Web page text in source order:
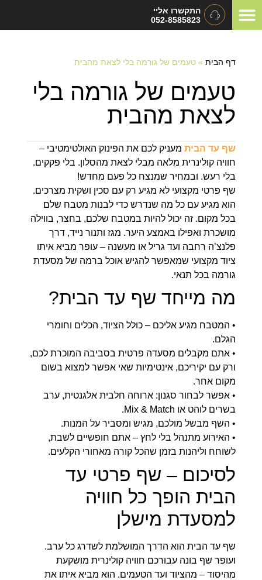
התקשרו אליי
052-8585823
דף הבית» טעמים של גורמה בלי לצאת מהבית
טעמים של גורמה בלי
לצאת מהבית
שף עד הביתמעניק לכם את הפינוק האולטימטיבי –
חוויה קולינרית מלאה מבלי לצאת מהסלון. בלי פקקים.
בלי רעש. ובמחיר שמנצח כל פעם מחדש!
שף פרטי מקצועי לא מגיע רק עם סכין ושקית מצרכים.
הוא מגיע עם כל מה שנדרש כדי לבנות מטבח שלם
בכל מקום. זה יכול להיות במטבח שלכם, בחצר, בווילה
מושכרת ואפילו באמצע היער. מגז ותנור נייד, דרך
פלנצ’ה רחבה ועד גריל או מעשנה – עופר מביא איתו
ציוד מקצועי שמאפשר להגיש אוכל ברמה של מסעדת
גורמה בכל תנאי.
מה מייחד שף עד הבית?
• המטבח מגיע אליכם – כולל הציוד, הכלים וחומרי
הגלם.
• אתם מקבלים מסעדה פרטית בסביבה המוכרת לכם,
ורק עם יקיריכם, אינטימיות שאי אפשר למצוא בשום
מקום אחר.
• אפשר לבחור סגנון: ארוחה חלבית אלגנטית, ערב
בשרים לוהט או Mix & Match.
• השף מבשל מולכם, מגיש ומסביר על המנות.
• האירוע מתנהל בלי לחץ – אתם חופשיים לשבת,
לשוחח וליהנות בזמן שהכל קורה מאחורי הקלעים.
לסיכום – שף פרטי עד
הבית הופך כל חוויה
למסעדת מישלן
שף עד הבית הוא הדרך המושלמת לשדרג כל ערב.
ועופר שף בונה עבורכם חוויה קולינרית מושקעת
מהיסוד – מהציוד ועד הטעמים. הוא מביא איתו את